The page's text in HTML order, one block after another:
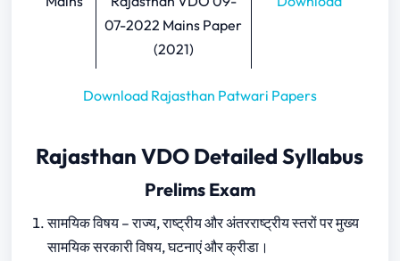
07-2022 Mains Paper
(2021)
Download Rajasthan Patwari Papers
Rajasthan VDO Detailed Syllabus
Prelims Exam
सामयिक विषय – राज्य, राष्ट्रीय और अंतरराष्ट्रीय स्तरों पर मुख्य
सामयिक सरकारी विषय, घटनाएं और क्रीडा।